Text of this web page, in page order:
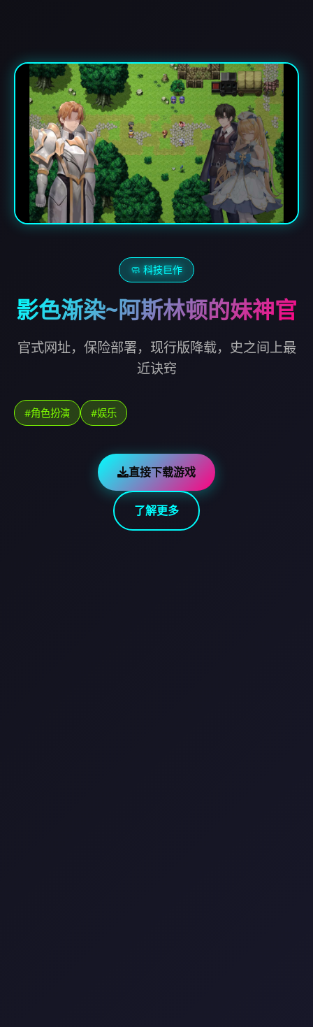
🧼 科技巨作
影色渐染~阿斯林顿的妹神官
官式网址，保险部署，现行版降载，史之间上最
近诀窍
#角色扮演 #娱乐
直接下载游戏
了解更多